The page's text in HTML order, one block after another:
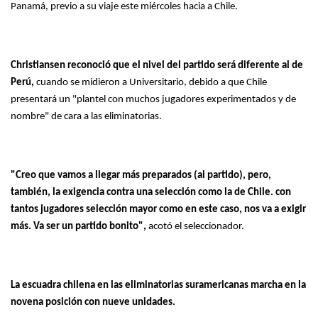
Panamá, previo a su viaje este miércoles hacia a Chile.
Christiansen reconoció que el nivel del partido será diferente al de
Perú, cuando se midieron a Universitario, debido a que Chile
presentará un "plantel con muchos jugadores experimentados y de
nombre" de cara a las eliminatorias.
"Creo que vamos a llegar más preparados (al partido), pero,
también, la exigencia contra una selección como la de Chile. con
tantos jugadores selección mayor como en este caso, nos va a exigir
más. Va ser un partido bonito", acotó el seleccionador.
La escuadra chilena en las eliminatorias suramericanas marcha en la
novena posición con nueve unidades.